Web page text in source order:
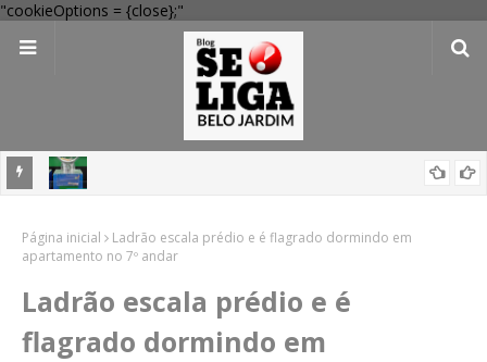
"cookieOptions = {close};"
confira resultados
Página inicial
Ladrão escala prédio e é flagrado dormindo em
apartamento no 7º andar
Ladrão escala prédio e é
flagrado dormindo em